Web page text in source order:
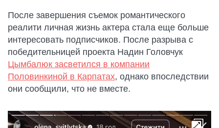
После завершения съемок романтического
реалити личная жизнь актера стала еще больше
интересовать подписчиков. После разрыва с
победительницей проекта Надин Головчук
Цымбалюк засветился в компании
Половинкиной в Карпатах, однако впоследствии
они сообщили, что не вместе.